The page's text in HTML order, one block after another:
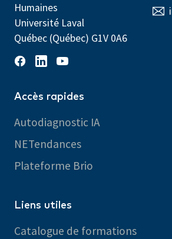
Humaines
Université Laval
Québec (Québec) G1V 0A6
Accès rapides
Autodiagnostic IA
NETendances
Plateforme Brio
Liens utiles
Catalogue de formations